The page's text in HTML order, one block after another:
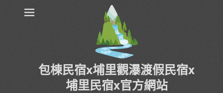
包棟民宿x埔里觀瀑渡假民宿x
埔里民宿x官方網站